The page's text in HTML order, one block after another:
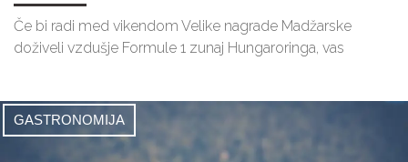
Če bi radi med vikendom Velike nagrade Madžarske
doživeli vzdušje Formule 1 zunaj Hungaroringa, vas
GASTRONOMIJA